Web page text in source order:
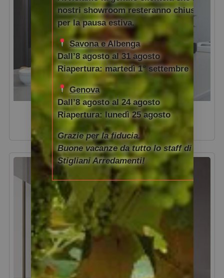
nostri showroom resteranno chiusi
per la pausa estiva.
Savona e Albenga
Dall’8 agosto al 31 agosto
Riapertura: martedì 1° settembre
Genova
Dall’8 agosto al 24 agosto
Riapertura: lunedì 25 agosto
Grazie per la fiducia.
Buone vacanze da tutto lo staff di
Stigliani Arredamenti!